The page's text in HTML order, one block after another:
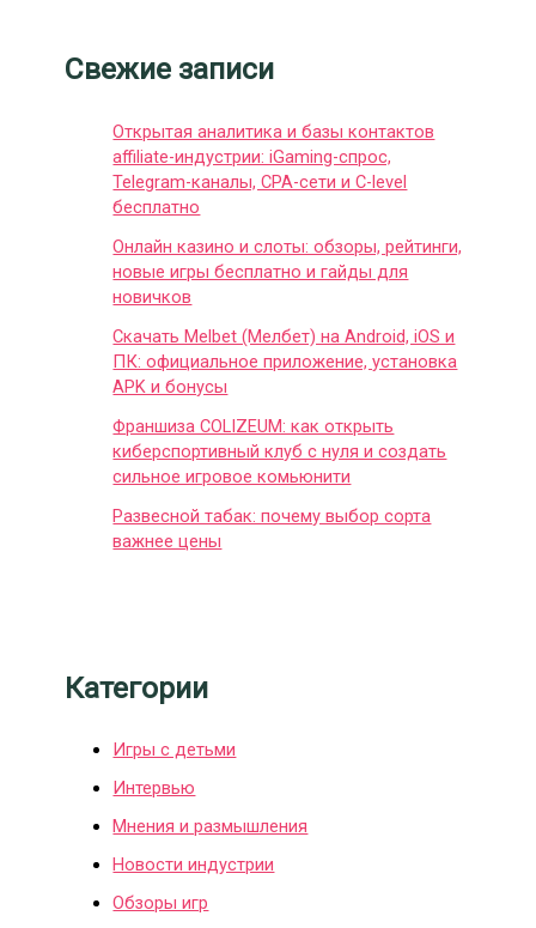
Свежие записи
Открытая аналитика и базы контактов
affiliate-индустрии: iGaming-спрос,
Telegram-каналы, CPA-сети и C-level
бесплатно
Онлайн казино и слоты: обзоры, рейтинги,
новые игры бесплатно и гайды для
новичков
Скачать Melbet (Мелбет) на Android, iOS и
ПК: официальное приложение, установка
APK и бонусы
Франшиза COLIZEUM: как открыть
киберспортивный клуб с нуля и создать
сильное игровое комьюнити
Развесной табак: почему выбор сорта
важнее цены
Категории
Игры с детьми
Интервью
Мнения и размышления
Новости индустрии
Обзоры игр